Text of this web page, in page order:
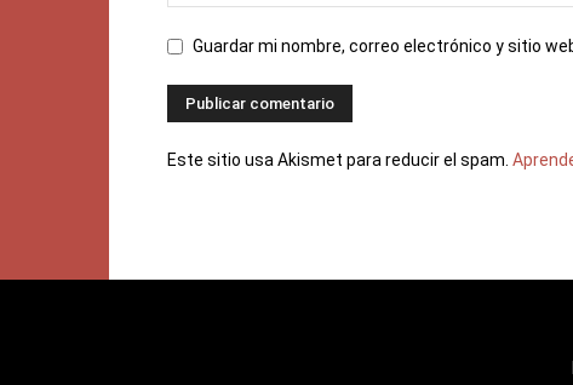
Guardar mi nombre, correo electrónico y sitio
Este sitio usa Akismet para reducir el spam.